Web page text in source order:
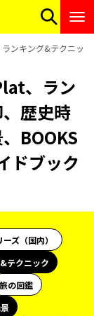
ンキング&テクニッ
、ラン
歴史時
BOOKS
ドブック
ズ（国内）
テクニック
旅の図鑑